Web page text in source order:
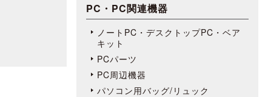
PC・PC関連機器
ノートPC・デスクトップPC・ベア
キット
PCパーツ
PC周辺機器
パソコン用バッグ/リュック